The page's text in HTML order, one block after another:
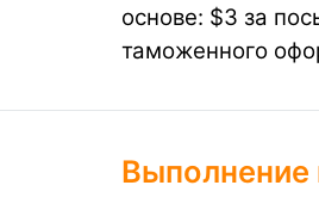
основе: $3 за
таможенного
Выполнение